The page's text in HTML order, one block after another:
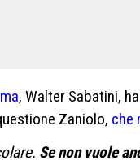
, Walter Sabatini,
Zaniolo, che
Se non vuole